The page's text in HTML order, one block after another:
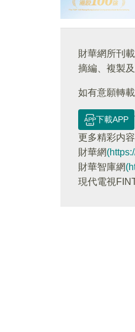
財華網所刊
摘編、複製
如有意願轉
下載APP
更多精彩内
財華網
財華智庫網
現代電視